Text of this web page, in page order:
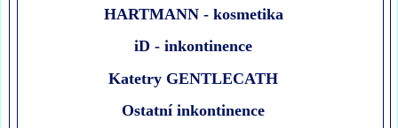
HARTMANN - kosmetika
iD - inkontinence
Katetry GENTLECATH
Ostatní inkontinence